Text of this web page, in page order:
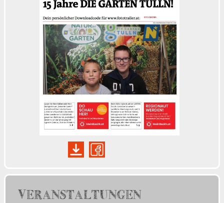
VERANSTALTUNGEN